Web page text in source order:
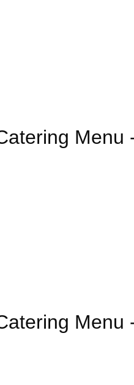
Menu
Menu